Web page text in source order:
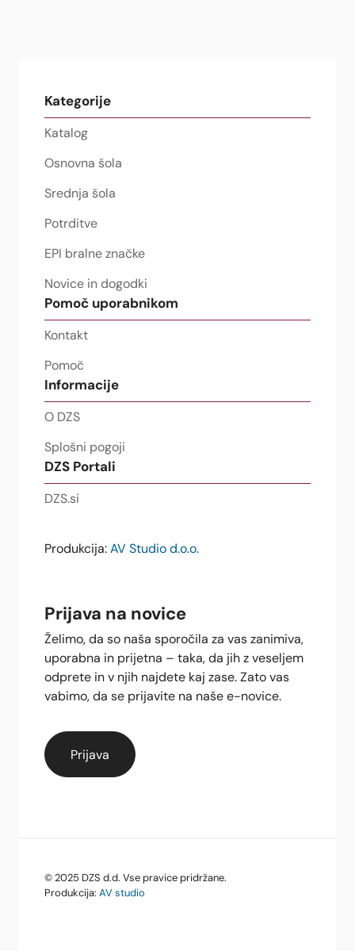
Kategorije
Katalog
Osnovna šola
Srednja šola
Potrditve
EPI bralne značke
Novice in dogodki
Pomoč uporabnikom
Kontakt
Pomoč
Informacije
O DZS
Splošni pogoji
DZS Portali
DZS.si
Produkcija: AV Studio d.o.o.
Prijava na novice
Želimo, da so naša sporočila za vas zanimiva,
uporabna in prijetna – taka, da jih z veseljem
odprete in v njih najdete kaj zase. Zato vas
vabimo, da se prijavite na naše e-novice.
© 2025 DZS d.d. Vse pravice pridržane.
Produkcija: AV studio